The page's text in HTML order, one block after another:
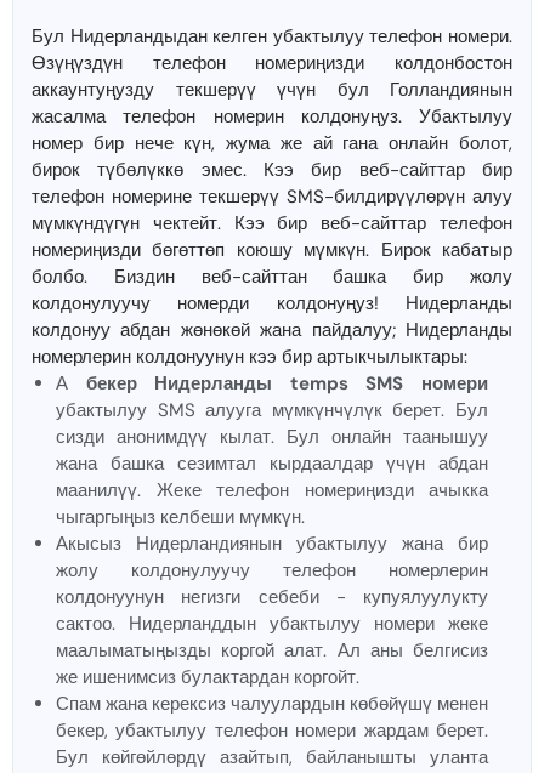
Бул Нидерландыдан келген убактылуу телефон номери.
Өзүңүздүн телефон номериңизди колдонбостон
аккаунтуңузду текшерүү үчүн бул Голландиянын
жасалма телефон номерин колдонуңуз. Убактылуу
номер бир нече күн, жума же ай гана онлайн болот,
бирок түбөлүккө эмес. Кээ бир веб-сайттар бир
телефон номерине текшерүү SMS-билдирүүлөрүн алуу
мүмкүндүгүн чектейт. Кээ бир веб-сайттар телефон
номериңизди бөгөттөп коюшу мүмкүн. Бирок кабатыр
болбо. Биздин веб-сайттан башка бир жолу
колдонулуучу номерди колдонуңуз! Нидерланды
колдонуу абдан жөнөкөй жана пайдалуу; Нидерланды
номерлерин колдонуунун кээ бир артыкчылыктары:
А бекер Нидерланды temps SMS номери
убактылуу SMS алууга мүмкүнчүлүк берет. Бул
сизди анонимдүү кылат. Бул онлайн таанышуу
жана башка сезимтал кырдаалдар үчүн абдан
маанилүү. Жеке телефон номериңизди ачыкка
чыгаргыңыз келбеши мүмкүн.
Акысыз Нидерландиянын убактылуу жана бир
жолу колдонулуучу телефон номерлерин
колдонуунун негизги себеби - купуялуулукту
сактоо. Нидерланддын убактылуу номери жеке
маалыматыңызды коргой алат. Ал аны белгисиз
же ишенимсиз булактардан коргойт.
Спам жана керексиз чалуулардын көбөйүшү менен
бекер, убактылуу телефон номери жардам берет.
Бул көйгөйлөрдү азайтып, байланышты уланта